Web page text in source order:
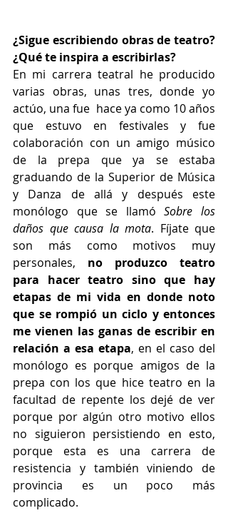
¿Sigue escribiendo obras de teatro?
¿Qué te inspira a escribirlas?
En mi carrera teatral he producido
varias obras, unas tres, donde yo
actúo, una fue  hace ya como 10 años
que estuvo en festivales y fue
colaboración con un amigo músico
de la prepa que ya se estaba
graduando de la Superior de Música
y Danza de allá y después este
monólogo que se llamó Sobre los
daños que causa la mota. Fíjate que
son más como motivos muy
personales, no produzco teatro
para hacer teatro sino que hay
etapas de mi vida en donde noto
que se rompió un ciclo y entonces
me vienen las ganas de escribir en
relación a esa etapa, en el caso del
monólogo es porque amigos de la
prepa con los que hice teatro en la
facultad de repente los dejé de ver
porque por algún otro motivo ellos
no siguieron persistiendo en esto,
porque esta es una carrera de
resistencia y también viniendo de
provincia es un poco más
complicado.